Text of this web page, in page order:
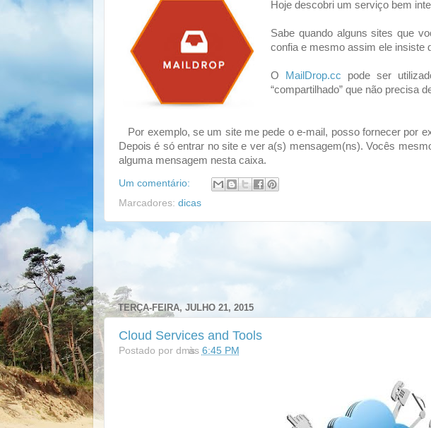
Hoje descobri um serviço bem
Sabe quando alguns sites que
confia e mesmo assim ele insiste
O MailDrop.cc pode ser
“compartilhado” que não precisa
Por exemplo, se um site me pede o e-mail, posso fornecer por
Depois é só entrar no site e ver a(s) mensagem(ns). Vocês
alguma mensagem nesta caixa.
Um comentário:
Marcadores: dicas
TERÇA-FEIRA, JULHO 21, 2015
Cloud Services and Tools
Postado por dmsàs 6:45 PM